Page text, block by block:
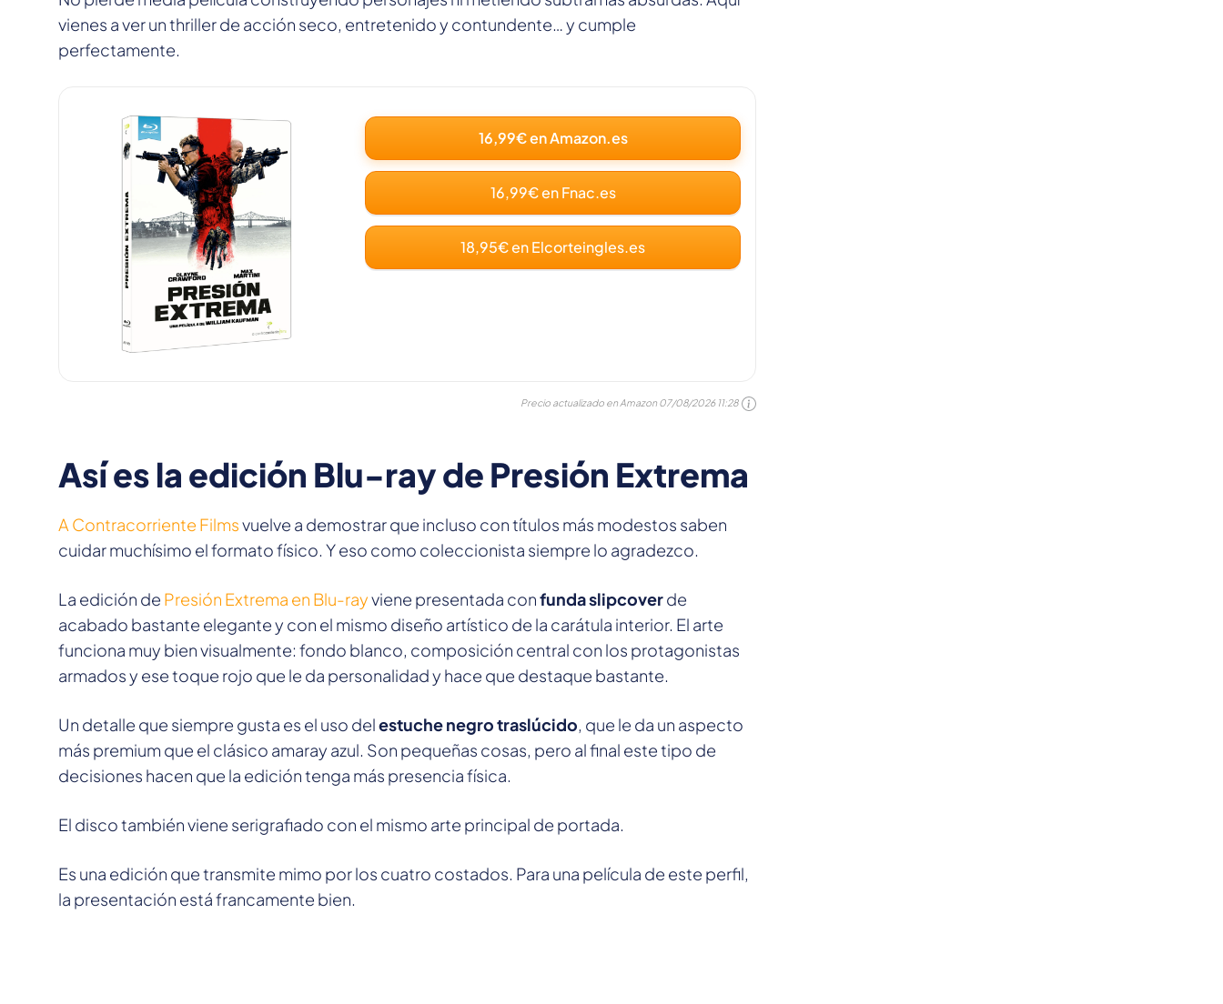
vienes a ver un thriller de acción seco, entretenido y contundente… y cumple
perfectamente.
16,99€ en Amazon.es
16,99€ en Fnac.es
18,95€ en Elcorteingles.es
Precio actualizado en Amazon 07/08/2026 11:28
Así es la edición Blu-ray de Presión Extrema
A Contracorriente Filmsvuelve a demostrar que incluso con títulos más modestos saben
cuidar muchísimo el formato físico. Y eso como coleccionista siempre lo agradezco.
La edición de Presión Extrema en Blu-rayviene presentada confunda slipcoverde
acabado bastante elegante y con el mismo diseño artístico de la carátula interior. El arte
funciona muy bien visualmente: fondo blanco, composición central con los protagonistas
armados y ese toque rojo que le da personalidad y hace que destaque bastante.
Un detalle que siempre gusta es el uso delestuche negro traslúcido, que le da un aspecto
más premium que el clásico amaray azul. Son pequeñas cosas, pero al final este tipo de
decisiones hacen que la edición tenga más presencia física.
El disco también viene serigrafiado con el mismo arte principal de portada.
Es una edición que transmite mimo por los cuatro costados. Para una película de este perfil,
la presentación está francamente bien.